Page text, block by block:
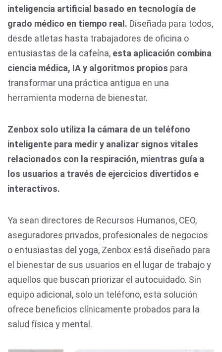
inteligencia artificial basado en tecnología de
grado médico en tiempo real. Diseñada para todos,
desde atletas hasta trabajadores de oficina o
entusiastas de la cafeína, esta aplicación combina
ciencia médica, IA y algoritmos propios para
transformar una práctica antigua en una
herramienta moderna de bienestar.
Zenbox solo utiliza la cámara de un teléfono
inteligente para medir y analizar signos vitales
relacionados con la respiración, mientras guía a
los usuarios a través de ejercicios divertidos e
interactivos.
Ya sean directores de Recursos Humanos, CEO,
aseguradores privados, profesionales de negocios
o entusiastas del yoga, Zenbox está diseñado para
el bienestar de sus usuarios en el lugar de trabajo y
aquellos que buscan priorizar el autocuidado. Sin
equipo adicional, solo un teléfono, esta solución
ofrece beneficios clínicamente probados para la
salud física y mental.